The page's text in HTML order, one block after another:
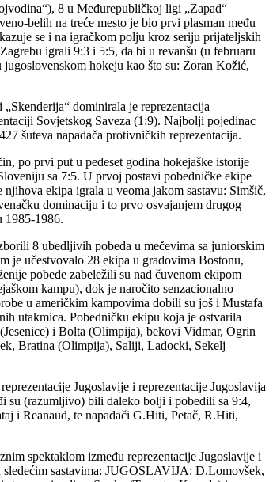
8 u Međurepubličkoj ligi „Zapad“
belih na treće mesto je bio prvi plasman među
se i na igračkom polju kroz seriju prijateljskih
igrali 9:3 i 5:5, da bi u revanšu (u februaru
hokeju kao što su: Zoran Kožić,
dominirala je reprezentacija
Sovjetskog Saveza (1:9). Najbolji pojedinac
šuteva napadača protivničkih reprezentacija.
po prvi put u pedeset godina hokejaške istorije
sa 7:5. U prvoj postavi pobedničke ekipe
ekipa igrala u veoma jakom sastavu: Simšič,
dominaciju i to prvo osvajanjem drugog
1985-1986.
8 ubedljivih pobeda u mečevima sa juniorskim
je učestvovalo 28 ekipa u gradovima Bostonu,
pobede zabeležili su nad čuvenom ekipom
kampu), dok je naročito senzacionalno
u američkim kampovima dobili su još i Mustafa
utakmica. Pobedničku ekipu koja je ostvarila
i Bolta (Olimpija), bekovi Vidmar, Ogrin
Bratina (Olimpija), Saliji, Ladocki, Sekelj
Jugoslavije i reprezentacije Jugoslavija
su (razumljivo) bili daleko bolji i pobedili sa 9:4,
i Reanaud, te napadači G.Hiti, Petač, R.Hiti,
spektaklom između reprezentacije Jugoslavije i
sastavima: JUGOSLAVIJA: D.Lomovšek,